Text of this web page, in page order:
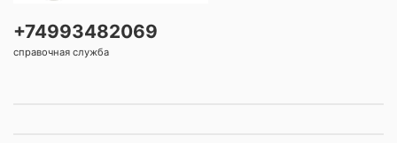
+74993482069
справочная служба